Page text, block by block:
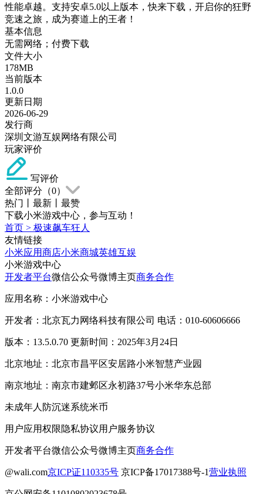
性能卓越。支持安卓5.0以上版本，快来下载，开启你的狂野
竞速之旅，成为赛道上的王者！
基本信息
无需网络；付费下载
文件大小
178MB
当前版本
1.0.0
更新日期
2026-06-29
发行商
深圳文游互娱网络有限公司
玩家评价
写评价
全部评分（0）
热门
最新
最赞
下载小米游戏中心，参与互动！
首页 > 极速飙车狂人
友情链接
小米应用商店小米商城英雄互娱
小米游戏中心
开发者平台微信公众号微博主页商务合作
应用名称：小米游戏中心
开发者：北京瓦力网络科技有限公司 电话：010-60606666
版本：13.5.0.70 更新时间：2025年3月24日
北京地址：北京市昌平区安居路小米智慧产业园
南京地址：南京市建邺区永初路37号小米华东总部
未成年人防沉迷系统米币
用户应用权限隐私协议用户服务协议
开发者平台微信公众号微博主页商务合作
@wali.com京ICP证110335号 京ICP备17017388号-1营业执照